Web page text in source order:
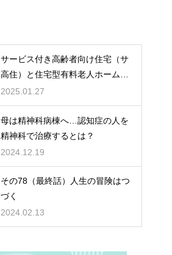
サービス付き高齢者向け住宅（サ
高住）と住宅型有料老人ホーム：
どちらを選ぶ？
2025.01.27
母は精神科病棟へ…認知症の人を
精神科で治療するとは？
2024.12.19
その78（最終話）人生の冒険はつ
づく
2024.02.13